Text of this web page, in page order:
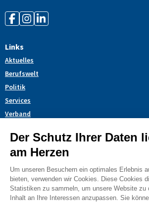
Links
Aktuelles
Berufswelt
Politik
Services
Verband
Blog
AGB
Impressum
Datenschutzerklärung